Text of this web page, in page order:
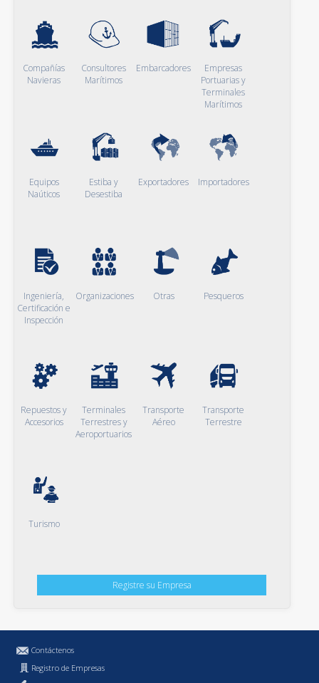
Compañías
Navieras
Consultores
Marítimos
Embarcadores
Empresas
Portuarias y
Terminales
Marítimos
Equipos
Naúticos
Estiba y
Desestiba
Exportadores Importadores
Ingeniería,
Certificación e
Inspección
Organizaciones Otras Pesqueros
Repuestos y
Accesorios
Terminales
Terrestres y
Aeroportuarios
Transporte
Aéreo
Transporte
Terrestre
Turismo
Registre su Empresa
Contáctenos
Registro de Empresas